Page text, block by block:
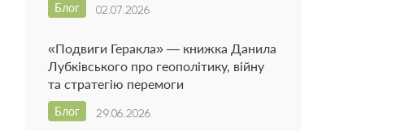
02.07.2026
Блог
«Подвиги Геракла» — книжка Данила
Лубківського про геополітику, війну
та стратегію перемоги
29.06.2026
Блог